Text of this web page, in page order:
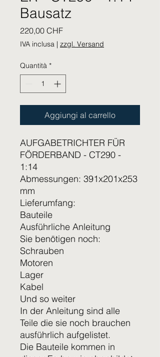
Bausatz
220,00 CHFPrezzo
IVA inclusa | zzgl. Versand
Quantità *
Aggiungi al carrello
AUFGABETRICHTER FÜR
FÖRDERBAND - CT290 -
1:14
Abmessungen: 391x201x253
mm
Lieferumfang:
Bauteile
Ausführliche Anleitung
Sie benötigen noch:
Schrauben
Motoren
Lager
Kabel
Und so weiter
In der Anleitung sind alle
Teile die sie noch brauchen
ausführlich aufgelistet.
Die Bauteile kommen in